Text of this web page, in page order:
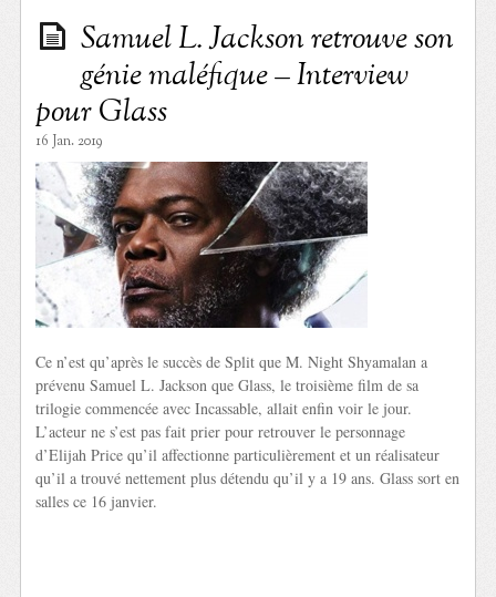
Samuel L. Jackson retrouve son
génie maléfique – Interview
pour Glass
16 Jan. 2019
Ce n’est qu’après le succès de Split que M. Night Shyamalan a
prévenu Samuel L. Jackson que Glass, le troisième film de sa
trilogie commencée avec Incassable, allait enfin voir le jour.
L’acteur ne s’est pas fait prier pour retrouver le personnage
d’Elijah Price qu’il affectionne particulièrement et un réalisateur
qu’il a trouvé nettement plus détendu qu’il y a 19 ans. Glass sort en
salles ce 16 janvier.